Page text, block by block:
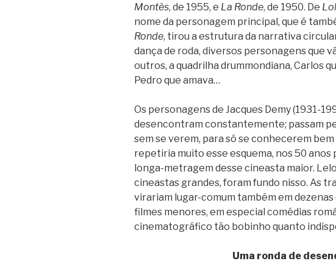
Montès, de 1955, e La Ronde, de 1950. De
nome da personagem principal, que é
Ronde, tirou a estrutura da narrativa
dança de roda, diversos personagens que
outros, a quadrilha drummondiana, Carlos
Pedro que amava…
Os personagens de Jacques Demy (1931-
desencontram constantemente; passam
sem se verem, para só se conhecerem bem
repetiria muito esse esquema, nos 50
longa-metragem desse cineasta maior.
cineastas grandes, foram fundo nisso. As
virariam lugar-comum também em
filmes menores, em especial comédias
cinematográfico tão bobinho quanto
Uma ronda de